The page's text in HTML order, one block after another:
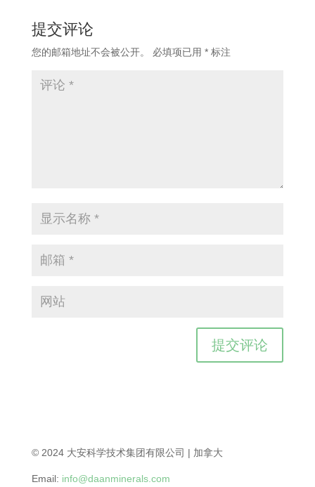
提交评论
您的邮箱地址不会被公开。 必填项已用 *标注
© 2024 大安科学技术集团有限公司 | 加拿大
Email: info@daanminerals.com